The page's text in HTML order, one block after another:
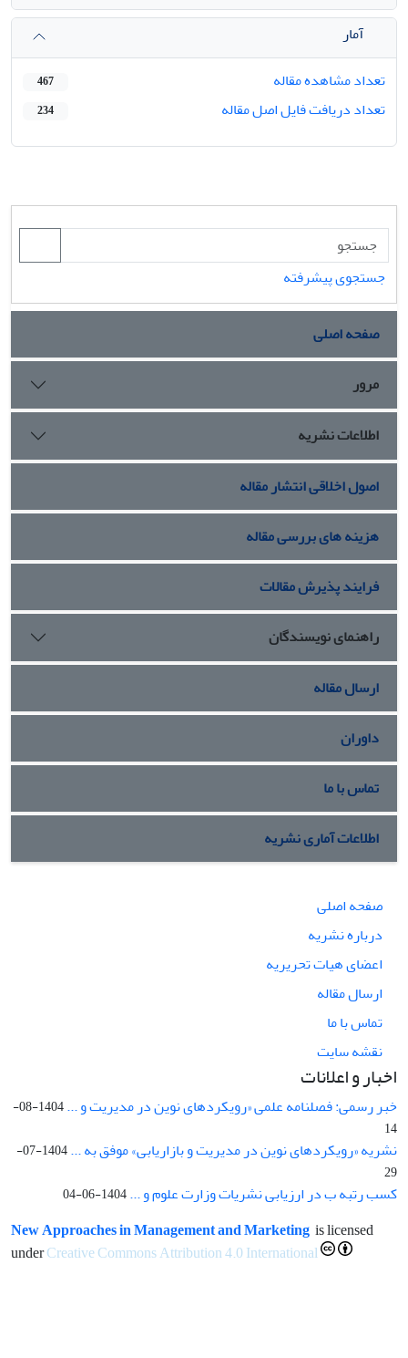
آمار
تعداد مشاهده مقاله
467
تعداد دریافت فایل اصل مقاله 234
جستجوی پیشرفته
صفحه اصلی
مرور
اطلاعات نشریه
اصول اخلاقی انتشار مقاله
هزینه های بررسی مقاله
فرایند پذیرش مقالات
راهنمای نویسندگان
ارسال مقاله
داوران
تماس با ما
اطلاعات آماری نشریه
صفحه اصلی
درباره نشریه
اعضای هیات تحریریه
ارسال مقاله
تماس با ما
نقشه سایت
اخبار و اعلانات
خبر رسمی: فصلنامه علمی «رویکردهای نوین در مدیریت و ...
1404-08-
14
نشریه «رویکردهای نوین در مدیریت و بازاریابی» موفق به ...
1404-07-
29
کسب رتبه ب در ارزیابی نشریات وزارت علوم و ...1404-06-04
New Approaches in Management and Marketing is licensed
underCreative Commons Attribution 4.0 International